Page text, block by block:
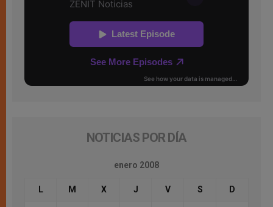
NOTICIAS POR DÍA
enero 2008
L M X J V S D